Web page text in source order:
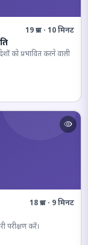
19 प्रश्न · 10 मिनट
को प्रभावित करने वाली
18 प्रश्न · 9 मिनट
परीक्षण करें।